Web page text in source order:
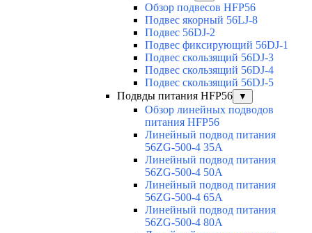
Обзор подвесов HFP56
Подвес якорный 56LJ-8
Подвес 56DJ-2
Подвес фиксирующий 56DJ-1
Подвес скользящий 56DJ-3
Подвес скользящий 56DJ-4
Подвес скользящий 56DJ-5
Подвды питания HFP56
▼
Обзор линейных подводов
питания HFP56
Линейный подвод питания
56ZG-500-4 35A
Линейный подвод питания
56ZG-500-4 50A
Линейный подвод питания
56ZG-500-4 65A
Линейный подвод питания
56ZG-500-4 80A